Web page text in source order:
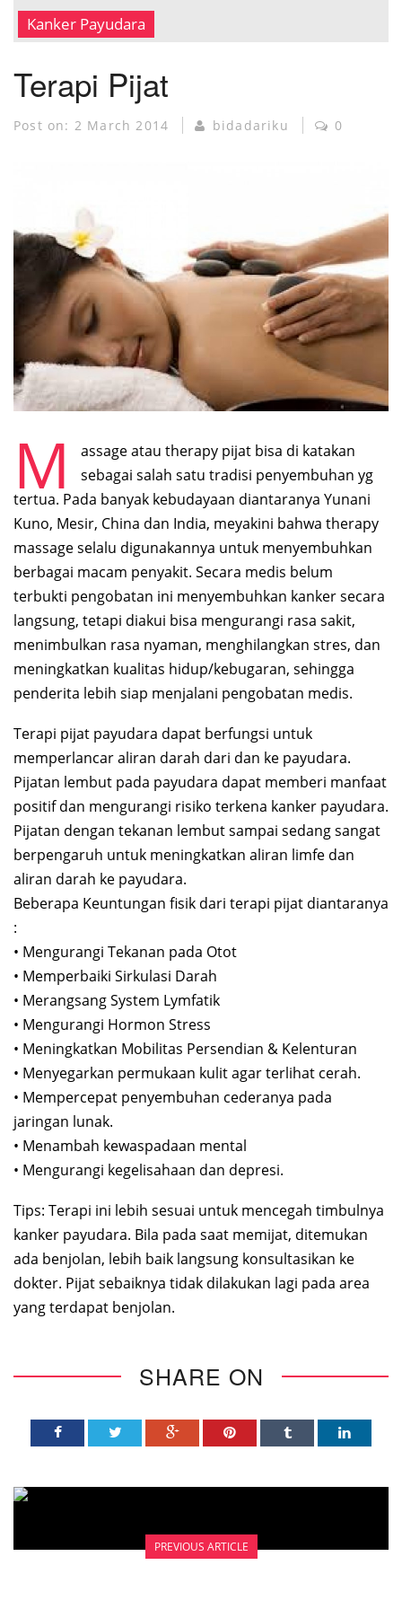
MUSEUM KANKER
Kanker Payudara
Terapi Pijat
Post on: 2 March 2014 bidadariku 0
M
assage atau therapy pijat bisa di katakan
sebagai salah satu tradisi penyembuhan yg
tertua. Pada banyak kebudayaan diantaranya Yunani
Kuno, Mesir, China dan India, meyakini bahwa therapy
massage selalu digunakannya untuk menyembuhkan
berbagai macam penyakit. Secara medis belum
terbukti pengobatan ini menyembuhkan kanker secara
langsung, tetapi diakui bisa mengurangi rasa sakit,
menimbulkan rasa nyaman, menghilangkan stres, dan
meningkatkan kualitas hidup/kebugaran, sehingga
penderita lebih siap menjalani pengobatan medis.
Terapi pijat payudara dapat berfungsi untuk
memperlancar aliran darah dari dan ke payudara.
Pijatan lembut pada payudara dapat memberi manfaat
positif dan mengurangi risiko terkena kanker payudara.
Pijatan dengan tekanan lembut sampai sedang sangat
berpengaruh untuk meningkatkan aliran limfe dan
aliran darah ke payudara.
Beberapa Keuntungan fisik dari terapi pijat diantaranya
:
• Mengurangi Tekanan pada Otot
• Memperbaiki Sirkulasi Darah
• Merangsang System Lymfatik
• Mengurangi Hormon Stress
• Meningkatkan Mobilitas Persendian & Kelenturan
• Menyegarkan permukaan kulit agar terlihat cerah.
• Mempercepat penyembuhan cederanya pada
jaringan lunak.
• Menambah kewaspadaan mental
• Mengurangi kegelisahaan dan depresi.
Tips: Terapi ini lebih sesuai untuk mencegah timbulnya
kanker payudara. Bila pada saat memijat, ditemukan
ada benjolan, lebih baik langsung konsultasikan ke
dokter. Pijat sebaiknya tidak dilakukan lagi pada area
yang terdapat benjolan.
SHARE ON
PREVIOUS ARTICLE